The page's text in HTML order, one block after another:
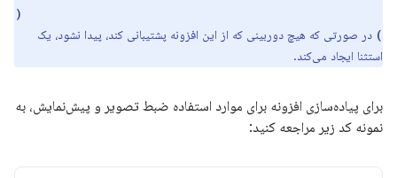
ExtensionsManager#getExtensionEnabledCameraSelector(
) در صورتی که هیچ دوربینی که از این افزونه پشتیبانی کند، پیدا نشود، یک
استثنا ایجاد می‌کند.
برای پیاده‌سازی افزونه برای موارد استفاده ضبط تصویر و پیش‌نمایش، به
نمونه کد زیر مراجعه کنید: